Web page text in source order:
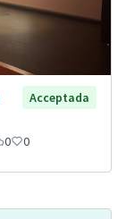
Acceptada
0 0